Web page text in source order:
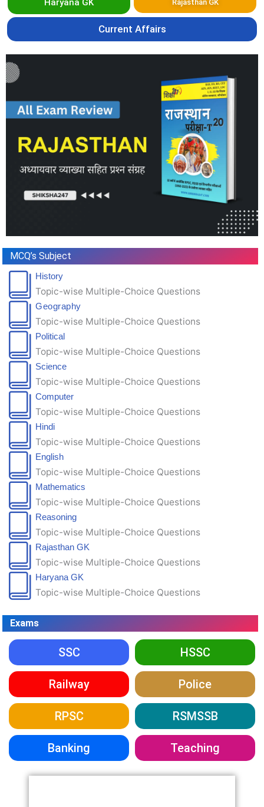
Haryana GK Rajasthan GK
Current Affairs
MCQ’s Subject
History
Topic-wise Multiple-Choice Questions
Geography
Topic-wise Multiple-Choice Questions
Political
Topic-wise Multiple-Choice Questions
Science
Topic-wise Multiple-Choice Questions
Computer
Topic-wise Multiple-Choice Questions
Hindi
Topic-wise Multiple-Choice Questions
English
Topic-wise Multiple-Choice Questions
Mathematics
Topic-wise Multiple-Choice Questions
Reasoning
Topic-wise Multiple-Choice Questions
Rajasthan GK
Topic-wise Multiple-Choice Questions
Haryana GK
Topic-wise Multiple-Choice Questions
Exams
SSC HSSC
Railway Police
RPSC RSMSSB
Banking Teaching